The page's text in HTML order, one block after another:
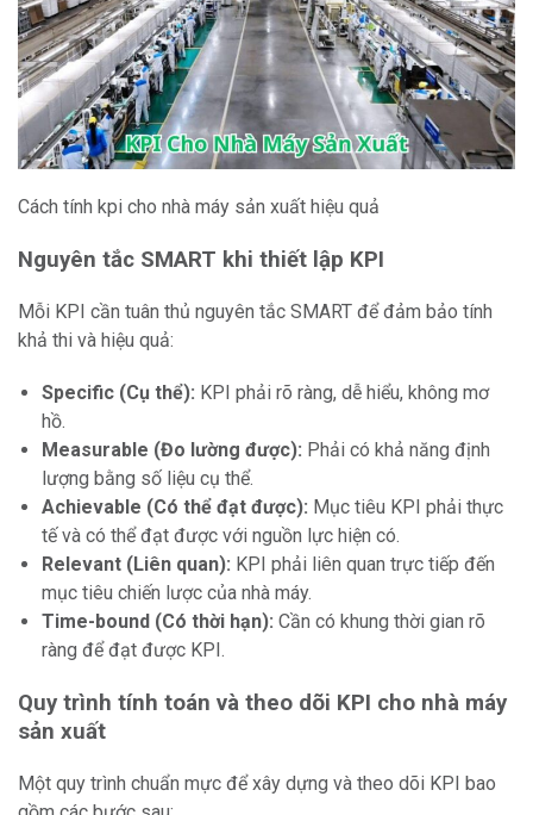
Cách tính kpi cho nhà máy sản xuất hiệu quả
Nguyên tắc SMART khi thiết lập KPI
Mỗi KPI cần tuân thủ nguyên tắc SMART để đảm bảo tính
khả thi và hiệu quả:
Specific (Cụ thể): KPI phải rõ ràng, dễ hiểu, không mơ
hồ.
Measurable (Đo lường được): Phải có khả năng định
lượng bằng số liệu cụ thể.
Achievable (Có thể đạt được): Mục tiêu KPI phải thực
tế và có thể đạt được với nguồn lực hiện có.
Relevant (Liên quan): KPI phải liên quan trực tiếp đến
mục tiêu chiến lược của nhà máy.
Time-bound (Có thời hạn): Cần có khung thời gian rõ
ràng để đạt được KPI.
Quy trình tính toán và theo dõi KPI cho nhà máy
sản xuất
Một quy trình chuẩn mực để xây dựng và theo dõi KPI bao